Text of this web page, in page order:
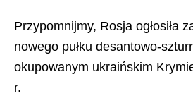
Przypomnijmy, Rosja ogłosiła
nowego pułku desantowo-
okupowanym ukraińskim
r.